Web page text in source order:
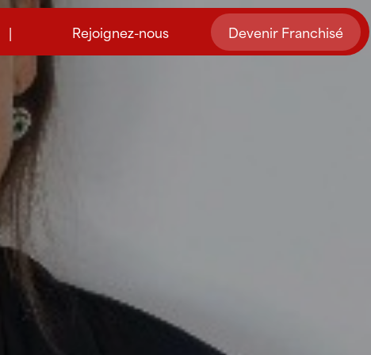
| Rejoignez-nous Devenir Franchisé